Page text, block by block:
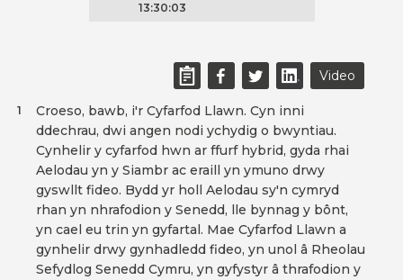
13:30:03
Video
Croeso, bawb, i'r Cyfarfod Llawn. Cyn inni
ddechrau, dwi angen nodi ychydig o bwyntiau.
Cynhelir y cyfarfod hwn ar ffurf hybrid, gyda rhai
Aelodau yn y Siambr ac eraill yn ymuno drwy
gyswllt fideo. Bydd yr holl Aelodau sy'n cymryd
rhan yn nhrafodion y Senedd, lle bynnag y bônt,
yn cael eu trin yn gyfartal. Mae Cyfarfod Llawn a
gynhelir drwy gynhadledd fideo, yn unol â Rheolau
Sefydlog Senedd Cymru, yn gyfystyr â thrafodion y
1